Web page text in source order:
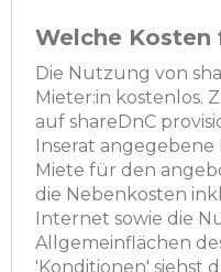
Welche Kosten
Die Nutzung von
Mieter:in kostenlos.
auf shareDnC
Inserat angegebene
Miete für den
die Nebenkosten
Internet sowie die
Allgemeinflächen
'Konditionen' siehst